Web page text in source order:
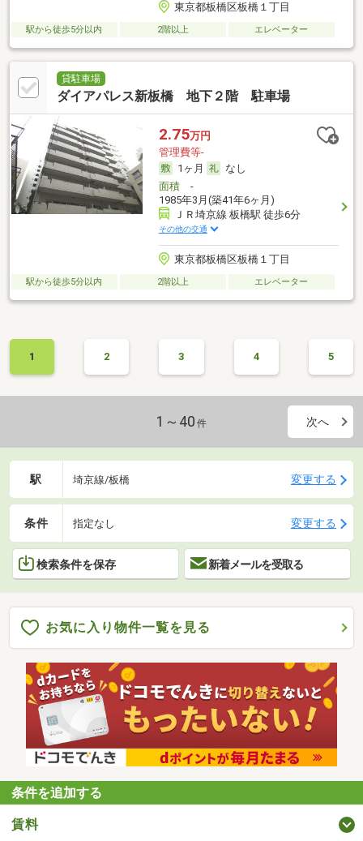
東京都板橋区板橋１丁目
駅から徒歩5分以内 2階以上 エレベーター
貸駐車場
ダイアパレス新板橋 地下２階 駐車場
2.75万円
管理費等-
1ヶ月
なし
面積-
1985年3月(築41年6ヶ月)
ＪＲ埼京線 板橋駅 徒歩6分
その他の交通
東京都板橋区板橋１丁目
駅から徒歩5分以内 2階以上 エレベーター
1 2 3 4 5
1～40 件 次へ
駅 埼京線/板橋 変更する
条件 指定なし 変更する
検索条件を保存 新着メールを受取る
お気に入り物件一覧を見る
条件を追加する
賃料